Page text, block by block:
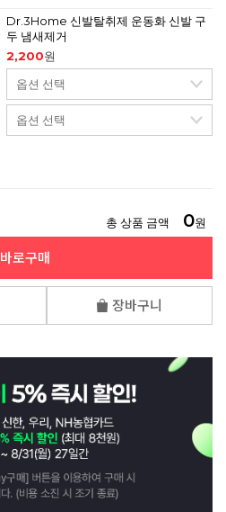
Dr.3Home 신발탈취제 운동화 신발 구
두 냄새제거
2,200원
총 상품 금액 0원
바로구매
장바구니